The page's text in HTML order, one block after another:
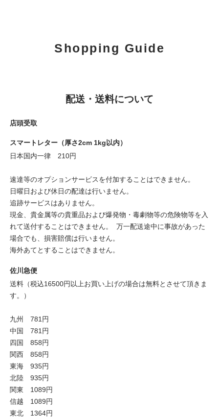
Shopping Guide
配送・送料について
店頭受取
スマートレター（厚さ2cm 1kg以内）
日本国内一律 210円
速達等のオプションサービスを付加することはできません。
日曜日および休日の配達は行いません。
追跡サービスはありません。
現金、貴金属等の貴重品および爆発物・毒劇物等の危険物等を入
れて送付することはできません。 万一配送途中に事故があった
場合でも、損害賠償は行いません。
海外あてとすることはできません。
佐川急便
送料（税込16500円以上お買い上げの場合は無料とさせて頂きま
す。）
九州 781円
中国 781円
四国 858円
関西 858円
東海 935円
北陸 935円
関東 1089円
信越 1089円
東北 1364円